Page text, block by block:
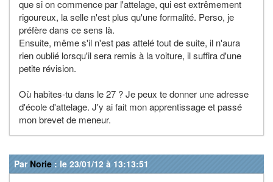
que si on commence par l'attelage, qui est extrêmement
rigoureux, la selle n'est plus qu'une formalité. Perso, je
préfère dans ce sens là.
Ensuite, même s'il n'est pas attelé tout de suite, il n'aura
rien oublié lorsqu'il sera remis à la voiture, il suffira d'une
petite révision.
Où habites-tu dans le 27 ? Je peux te donner une adresse
d'école d'attelage. J'y ai fait mon apprentissage et passé
mon brevet de meneur.
Par Norie : le 23/01/12 à 13:13:51